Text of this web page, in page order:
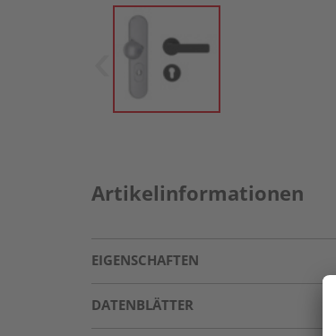
Artikelinformationen
EIGENSCHAFTEN
DATENBLÄTTER